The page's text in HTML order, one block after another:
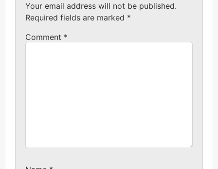
Your email address will not be published.
Required fields are marked *
Comment *